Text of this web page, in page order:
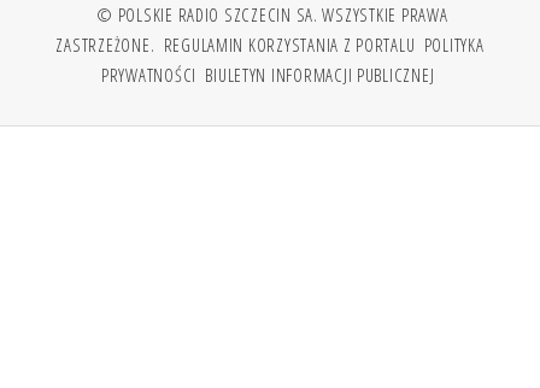
© POLSKIE RADIO SZCZECIN SA. WSZYSTKIE PRAWA
ZASTRZEŻONE. REGULAMIN KORZYSTANIA Z PORTALU POLITYKA
PRYWATNOŚCI BIULETYN INFORMACJI PUBLICZNEJ